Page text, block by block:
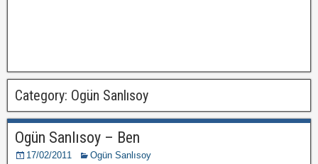
Category: Ogün Sanlısoy
Ogün Sanlısoy – Ben
17/02/2011 Ogün Sanlısoy